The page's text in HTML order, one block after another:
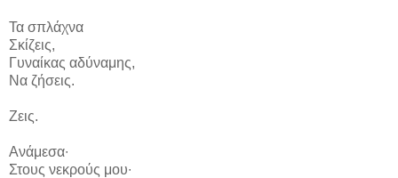
Τα σπλάχνα
Σκίζεις,
Γυναίκας αδύναμης,
Να ζήσεις.
Ζεις.
Ανάμεσα∙
Στους νεκρούς μου∙